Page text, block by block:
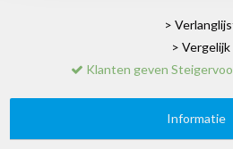
>
> Vergelijk
Klanten geven
Informatie